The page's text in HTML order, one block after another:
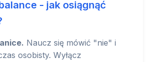
- jak osiągnąć
Naucz się mówić "nie" i
osobisty. Wyłącz